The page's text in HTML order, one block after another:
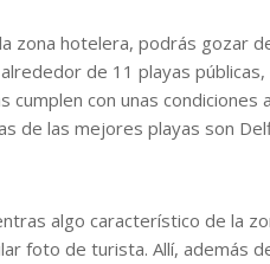
zona hotelera, podrás gozar
de 11 playas
cumplen con unas
de las mejores playas son
algo característico de la
foto de turista. Allí, además